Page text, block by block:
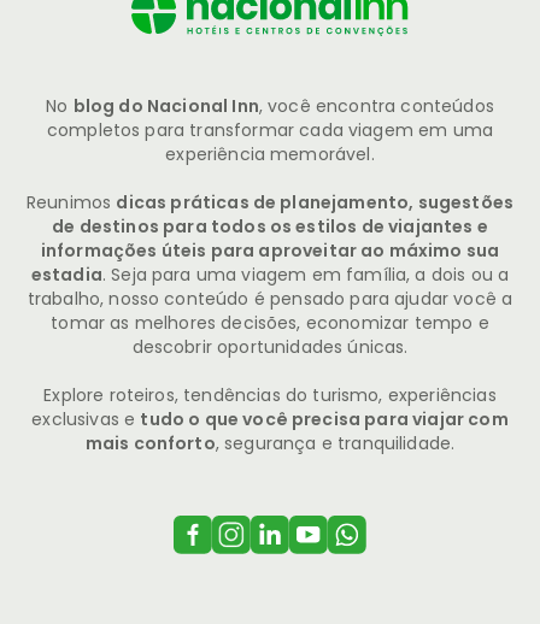
No blog do Nacional Inn, você encontra conteúdos
completos para transformar cada viagem em uma
experiência memorável.
Reunimos dicas práticas de planejamento, sugestões
de destinos para todos os estilos de viajantes e
informações úteis para aproveitar ao máximo sua
estadia. Seja para uma viagem em família, a dois ou a
trabalho, nosso conteúdo é pensado para ajudar você a
tomar as melhores decisões, economizar tempo e
descobrir oportunidades únicas.
Explore roteiros, tendências do turismo, experiências
exclusivas e tudo o que você precisa para viajar com
mais conforto, segurança e tranquilidade.